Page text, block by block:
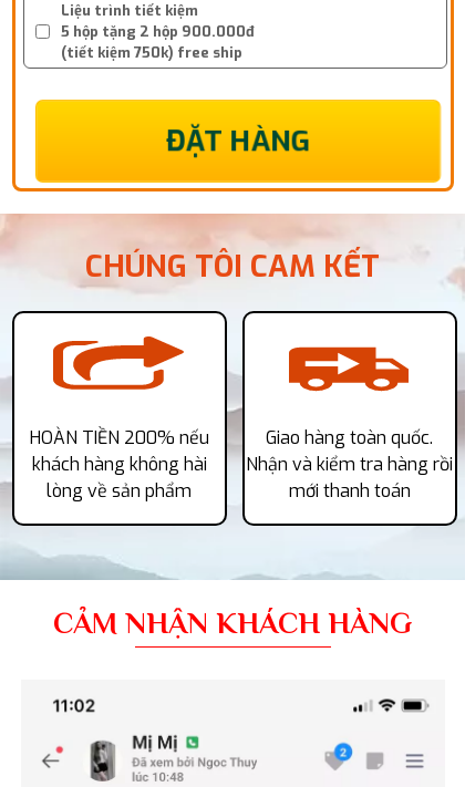
ĐẶT HÀNG
Liệu trình tiết kiệm
5 hộp tặng 2 hộp 900.000đ
(tiết kiệm 750k) free ship
CHÚNG TÔI CAM KẾT
HOÀN TIỀN 200% nếu
khách hàng không hài
lòng về sản phẩm
Giao hàng toàn quốc.
Nhận và kiểm tra hàng rồi
mới thanh toán
CẢM NHẬN KHÁCH HÀNG